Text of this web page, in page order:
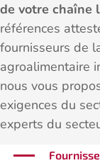
de votre chaîne
références
fournisseurs de
agroalimentaire
nous vous
exigences du
experts du